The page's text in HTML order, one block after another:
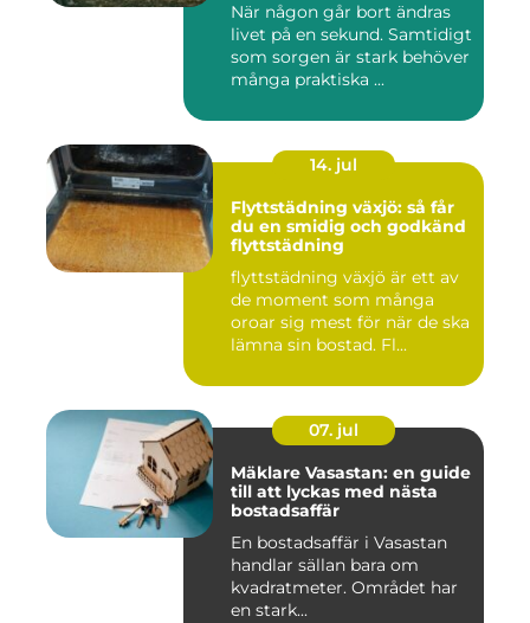
När någon går bort ändras
livet på en sekund. Samtidigt
som sorgen är stark behöver
många praktiska ...
14. jul
Flyttstädning växjö: så får
du en smidig och godkänd
flyttstädning
flyttstädning växjö är ett av
de moment som många
oroar sig mest för när de ska
lämna sin bostad. Fl...
07. jul
Mäklare Vasastan: en guide
till att lyckas med nästa
bostadsaffär
En bostadsaffär i Vasastan
handlar sällan bara om
kvadratmeter. Området har
en stark...